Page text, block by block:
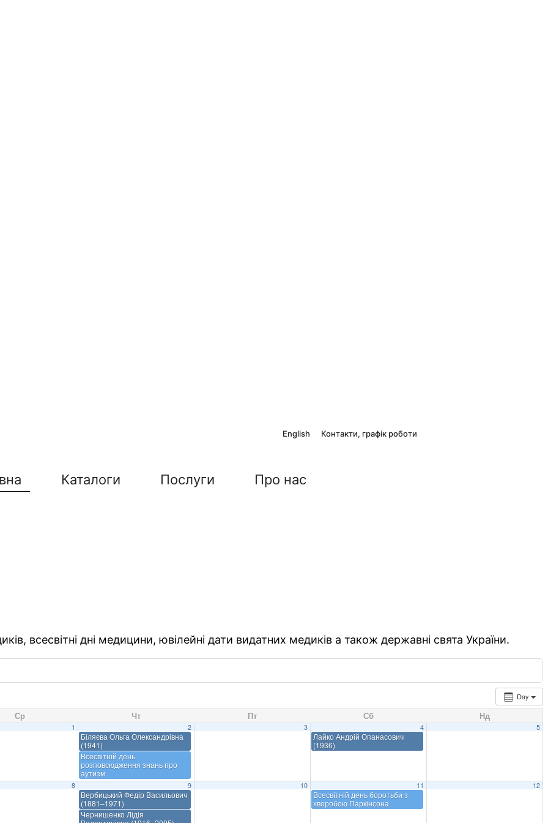
English Контакти, графік роботи
Каталоги Послуги Про нас
всесвітні дні медицини, ювілейні дати видатних медиків а також державні свята України.
Day
Ср Чт Пт Сб Нд
1 2
Біляєва Ольга Олександрівна
(1941)
Всесвітній день
розповсюдження знань про
аутизм
3 4
Лайко Андрій Опанасович
(1936)
5
8 9
Вербицький Федір Васильович
(1881–1971)
Чернишенко Лідія
10 11
Всесвітній день боротьби з
хворобою Паркінсона
12